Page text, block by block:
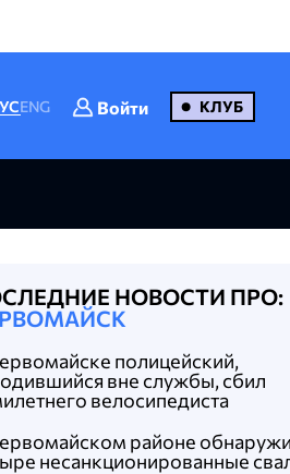
ENG Войти КЛУБ
НОВОСТИ ПРО:
полицейский,
вне службы, сбил
велосипедиста
районе
несанкционированные